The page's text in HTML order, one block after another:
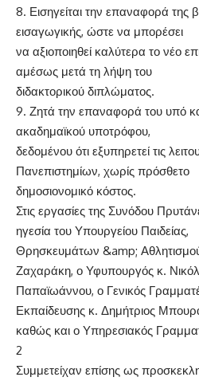
8. Εισηγείται την επαναφορά της
εισαγωγικής, ώστε να μπορέσει
να αξιοποιηθεί καλύτερα το νέο
αμέσως μετά τη λήψη του
διδακτορικού διπλώματος.
9. Ζητά την επαναφορά του υπό
ακαδημαϊκού υποτρόφου,
δεδομένου ότι εξυπηρετεί τις
Πανεπιστημίων, χωρίς πρόσθετο
δημοσιονομικό κόστος.
Στις εργασίες της Συνόδου
ηγεσία του Υπουργείου Παιδείας,
Θρησκευμάτων &amp;
Ζαχαράκη, ο Υφυπουργός κ.
Παπαϊωάννου, ο Γενικός
Εκπαίδευσης κ. Δημήτριος
καθώς και ο Υπηρεσιακός
2
Συμμετείχαν επίσης ως